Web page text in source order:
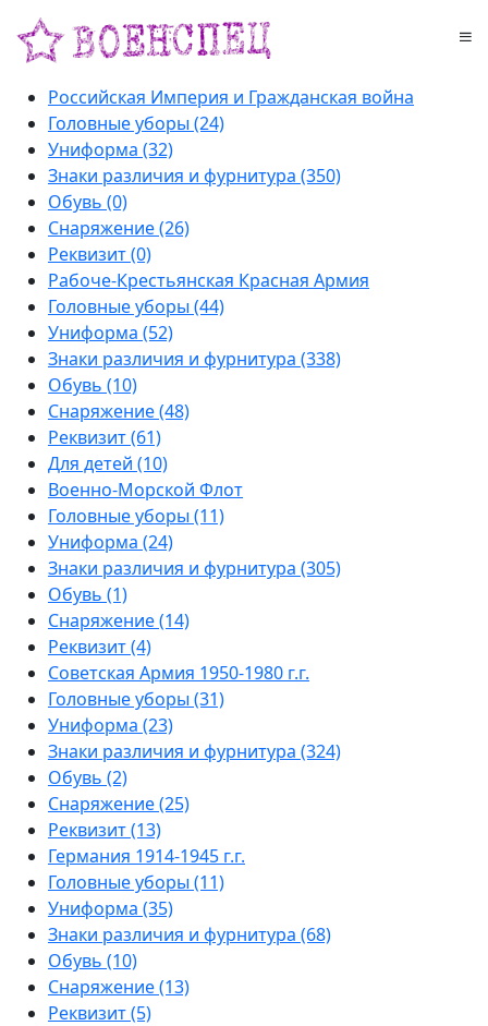
Российская Империя и Гражданская война
Головные уборы (24)
Униформа (32)
Знаки различия и фурнитура (350)
Обувь (0)
Снаряжение (26)
Реквизит (0)
Рабоче-Крестьянская Красная Армия
Головные уборы (44)
Униформа (52)
Знаки различия и фурнитура (338)
Обувь (10)
Снаряжение (48)
Реквизит (61)
Для детей (10)
Военно-Морской Флот
Головные уборы (11)
Униформа (24)
Знаки различия и фурнитура (305)
Обувь (1)
Снаряжение (14)
Реквизит (4)
Советская Армия 1950-1980 г.г.
Головные уборы (31)
Униформа (23)
Знаки различия и фурнитура (324)
Обувь (2)
Снаряжение (25)
Реквизит (13)
Германия 1914-1945 г.г.
Головные уборы (11)
Униформа (35)
Знаки различия и фурнитура (68)
Обувь (10)
Снаряжение (13)
Реквизит (5)